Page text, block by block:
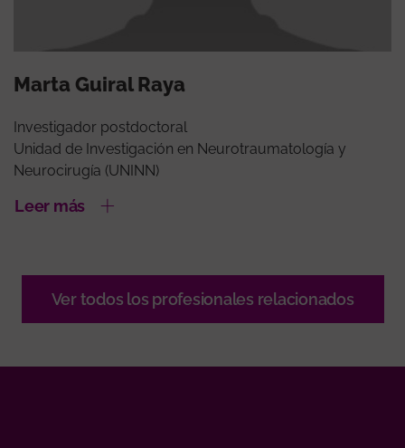
Marta Guiral Raya
Investigador postdoctoral
Unidad de Investigación en Neurotraumatología y
Neurocirugía (UNINN)
Leer más
Ver todos los profesionales relacionados